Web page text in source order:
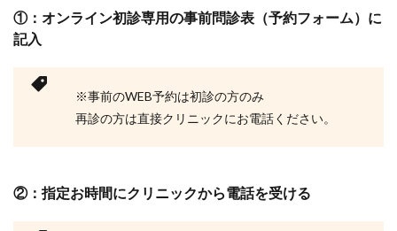
①：オンライン初診専用の事前問診表（予約フォーム）に
記入
※事前のWEB予約は初診の方のみ
再診の方は直接クリニックにお電話ください。
②：指定お時間にクリニックから電話を受ける